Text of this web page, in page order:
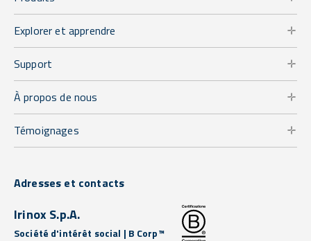
Explorer et apprendre
Support
À propos de nous
Témoignages
Adresses et contacts
Irinox S.p.A.
Société d'intérêt social | B Corp™